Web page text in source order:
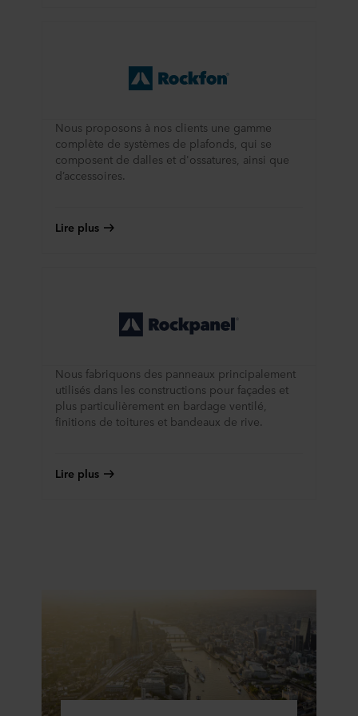
incluant l’identification de la société ROCKWOOL qui est
responsable du traitement de vos données personnelles.
Nous proposons à nos clients une gamme
complète de systèmes de plafonds, qui se
composent de dalles et d'ossatures, ainsi que
d’accessoires.
Lire plus
Nous fabriquons des panneaux principalement
utilisés dans les constructions pour façades et
plus particulièrement en bardage ventilé,
finitions de toitures et bandeaux de rive.
Lire plus